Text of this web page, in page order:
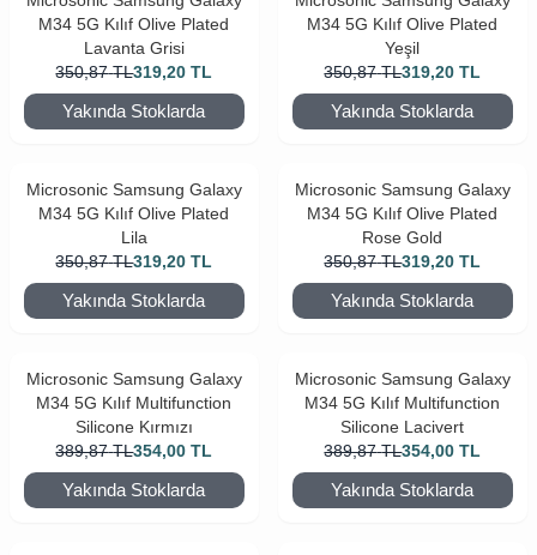
M34 5G Kılıf Olive Plated
Lavanta Grisi
350,87 TL319,20 TL
Yakında Stoklarda
M34 5G Kılıf Olive Plated
Yeşil
350,87 TL319,20 TL
Yakında Stoklarda
Microsonic Samsung Galaxy
M34 5G Kılıf Olive Plated
Lila
350,87 TL319,20 TL
Yakında Stoklarda
Microsonic Samsung Galaxy
M34 5G Kılıf Olive Plated
Rose Gold
350,87 TL319,20 TL
Yakında Stoklarda
Microsonic Samsung Galaxy
M34 5G Kılıf Multifunction
Silicone Kırmızı
389,87 TL354,00 TL
Yakında Stoklarda
Microsonic Samsung Galaxy
M34 5G Kılıf Multifunction
Silicone Lacivert
389,87 TL354,00 TL
Yakında Stoklarda